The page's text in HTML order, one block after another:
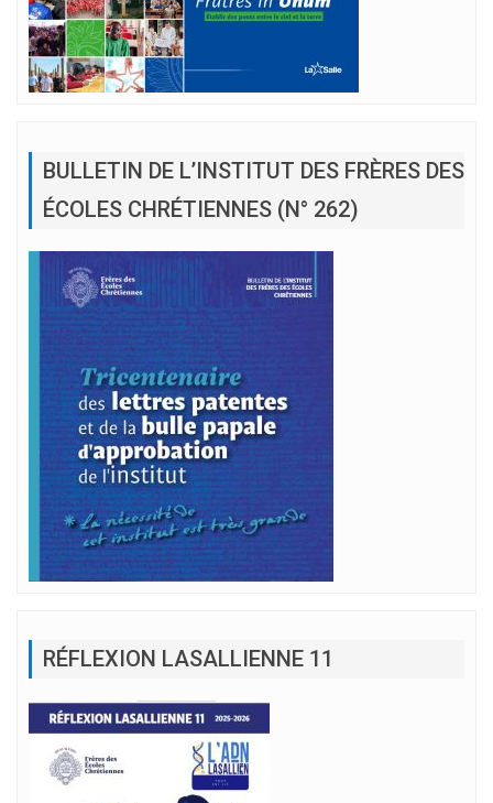
BULLETIN DE L’INSTITUT DES FRÈRES DES
ÉCOLES CHRÉTIENNES (N° 262)
RÉFLEXION LASALLIENNE 11